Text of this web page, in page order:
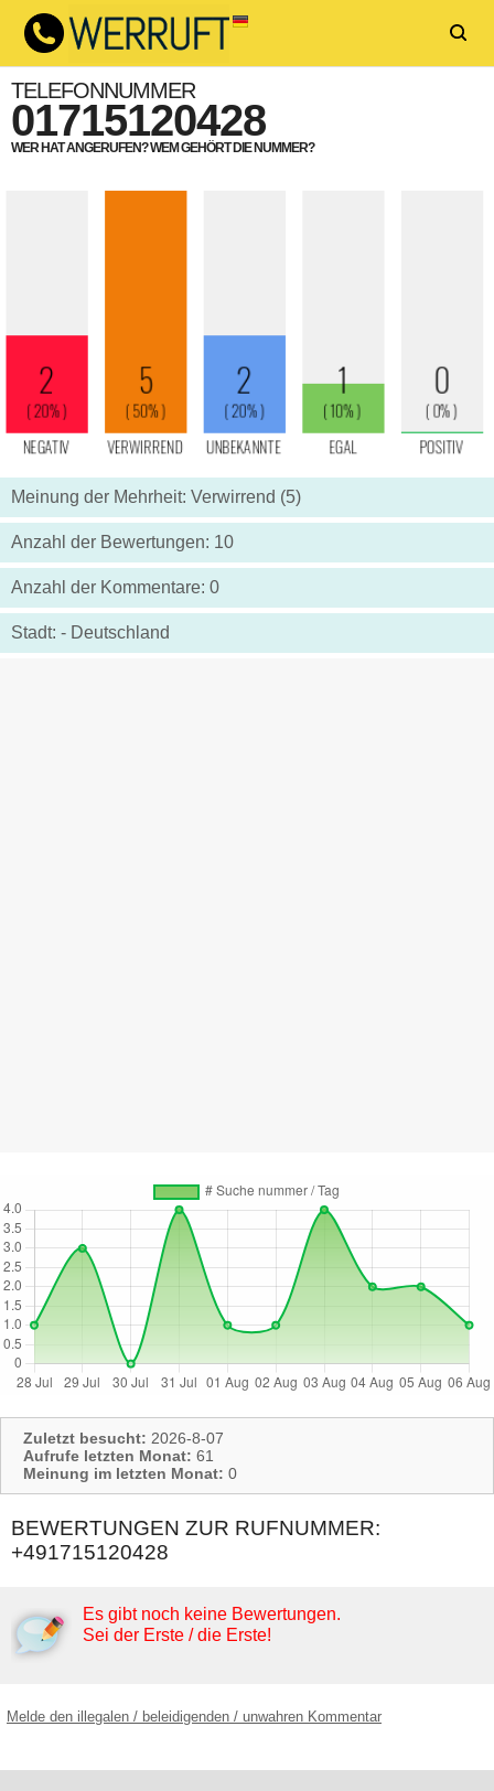
TELEFONNUMMER
01715120428
WER HAT ANGERUFEN? WEM GEHÖRT DIE NUMMER?
Meinung der Mehrheit: Verwirrend (5)
Anzahl der Bewertungen: 10
Anzahl der Kommentare: 0
Stadt: - Deutschland
Zuletzt besucht: 2026-8-07
Aufrufe letzten Monat: 61
Meinung im letzten Monat: 0
BEWERTUNGEN ZUR RUFNUMMER:
+491715120428
Es gibt noch keine Bewertungen.
Sei der Erste / die Erste!
Melde den illegalen / beleidigenden / unwahren Kommentar